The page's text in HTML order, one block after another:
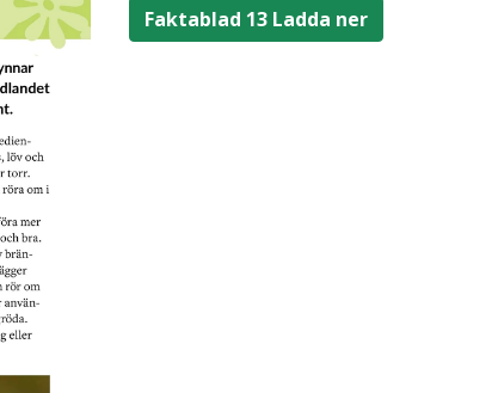
Faktablad 13 Ladda ner